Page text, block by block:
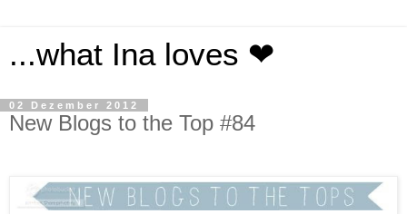
...what Ina loves ❤
02 Dezember 2012
New Blogs to the Top #84